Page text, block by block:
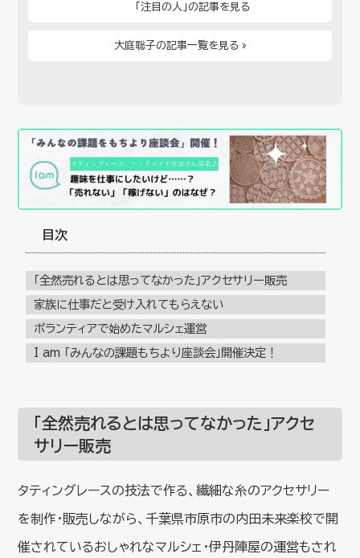
「注目の人」の記事を見る
大庭聡子の記事一覧を見る »
目次
「全然売れるとは思ってなかった」アクセサリー販売
家族に仕事だと受け入れてもらえない
ボランティアで始めたマルシェ運営
I am 「みんなの課題もちより座談会」開催決定！
「全然売れるとは思ってなかった」アクセ
サリー販売
タティングレースの技法で作る、繊細な糸のアクセサリー
を制作・販売しながら、千葉県市原市の内田未来楽校で開
催されているおしゃれなマルシェ・伊丹陣屋の運営もされ